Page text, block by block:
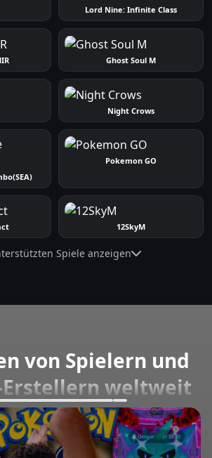
Lord Nine: Infinite Class
Ghost Soul M
Night Crows
Pokemon GO
12SkyM
Spiele anzeigen
von Spielern und
Erstellern weltweit